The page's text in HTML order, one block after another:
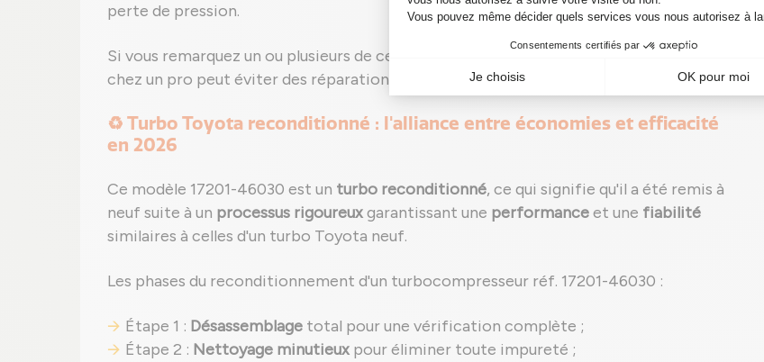
perte de pression.
Si vous remarquez un ou plusieurs de ces signes, n'attendez pas ! Un simple diagnostic
chez un pro peut éviter des réparations coûteuses sur votre véhicule.
♻️ Turbo Toyota reconditionné : l'alliance entre économies et efficacité
en 2026
Ce modèle 17201-46030 est un turbo reconditionné, ce qui signifie qu'il a été remis à
neuf suite à un processus rigoureuxgarantissant une performanceet une fiabilité
similaires à celles d'un turbo Toyota neuf.
Les phases du reconditionnement d'un turbocompresseur réf. 17201-46030 :
Étape 1 : Désassemblage total pour une vérification complète ;
Étape 2 : Nettoyage minutieux pour éliminer toute impureté ;